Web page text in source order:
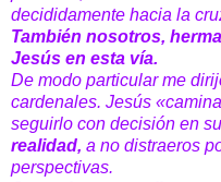
decididamente hacia la
También nosotros,
Jesús en esta vía.
De modo particular me
cardenales. Jesús
seguirlo con decisión en
realidad, a no distraeros
perspectivas.